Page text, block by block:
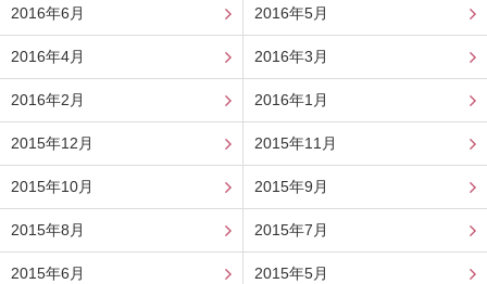
2016年6月 2016年5月
2016年4月 2016年3月
2016年2月 2016年1月
2015年12月 2015年11月
2015年10月 2015年9月
2015年8月 2015年7月
2015年6月 2015年5月